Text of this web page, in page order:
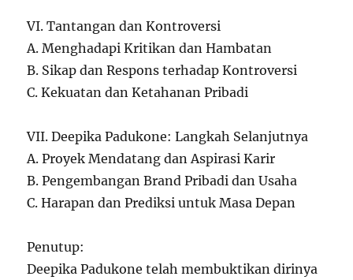
VI. Tantangan dan Kontroversi
A. Menghadapi Kritikan dan Hambatan
B. Sikap dan Respons terhadap Kontroversi
C. Kekuatan dan Ketahanan Pribadi
VII. Deepika Padukone: Langkah Selanjutnya
A. Proyek Mendatang dan Aspirasi Karir
B. Pengembangan Brand Pribadi dan Usaha
C. Harapan dan Prediksi untuk Masa Depan
Penutup:
Deepika Padukone telah membuktikan dirinya